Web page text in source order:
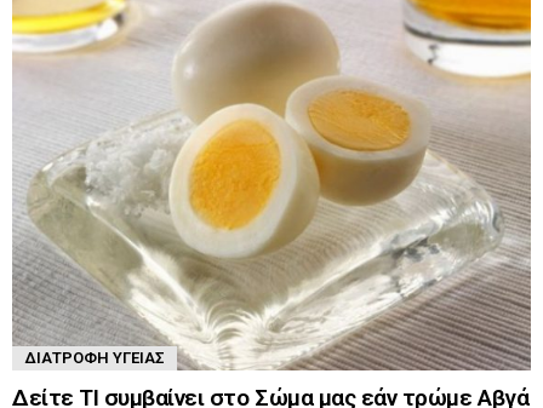
ΔΙΑΤΡΟΦΉ ΥΓΕΊΑΣ
Δείτε ΤΙ συμβαίνει στο Σώμα μας εάν τρώμε Αβγά